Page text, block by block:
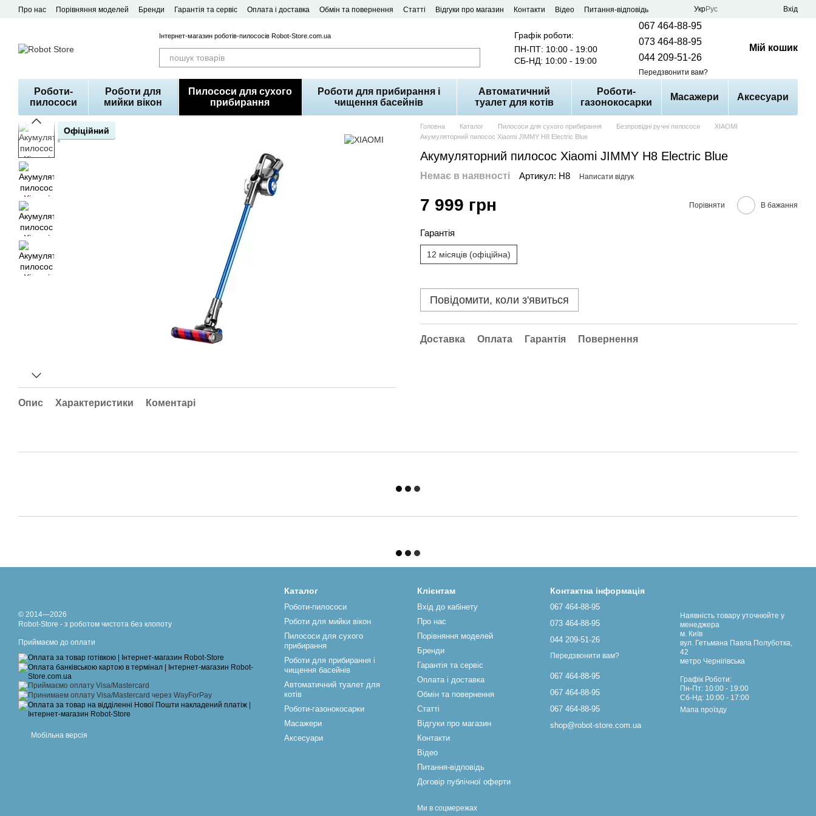
Перейти до основного контенту
Про нас Порівняння моделей Бренди Гарантія та сервіс Оплата і доставка Обмін та повернення Статті Відгуки про магазин Контакти Відео
Питання-відповідь
УкрРус Вхід
Інтернет-магазин роботів-пилососів Robot-Store.com.ua
Графік роботи:
ПН-ПТ: 10:00 - 19:00
СБ-НД: 10:00 - 19:00
067 464-88-95
073 464-88-95
044 209-51-26
Передзвонити вам?
Мій кошик
Роботи-
пилососи
Роботи для
мийки вікон
Пилососи для сухого
прибирання
Роботи для прибирання і
чищення басейнів
Автоматичний
туалет для котів
Роботи-
газонокосарки
Масажери Аксесуари
Офіційний
Опис Характеристики Коментарі
Головна Каталог Пилососи для сухого прибирання Безпровідні ручні пилососи
XIAOMI
Акумуляторний пилосос Xiaomi JIMMY H8 Electric Blue
Акумуляторний пилосос Xiaomi JIMMY H8 Electric Blue
Немає в наявності Артикул: H8 Написати відгук
7 999 грн Порівняти В бажання
Гарантія
12 місяців (офіційна)
Повідомити, коли з'явиться
Доставка Оплата Гарантія Повернення
© 2014—2026
Robot-Store - з роботом чистота без клопоту
Приймаємо до оплати
Мобільна версія
Каталог
Роботи-пилососи
Роботи для мийки вікон
Пилососи для сухого
прибирання
Роботи для прибирання і
чищення басейнів
Автоматичний туалет для
котів
Роботи-газонокосарки
Масажери
Аксесуари
Клієнтам
Вхід до кабінету
Про нас
Порівняння моделей
Бренди
Гарантія та сервіс
Оплата і доставка
Обмін та повернення
Статті
Відгуки про магазин
Контакти
Відео
Питання-відповідь
Договір публічної оферти
Ми в соцмережах
Контактна інформація
067 464-88-95
073 464-88-95
044 209-51-26
Передзвонити вам?
067 464-88-95
067 464-88-95
067 464-88-95
shop@robot-store.com.ua
Наявність товару уточнюйте у
менеджера
м. Київ
вул. Гетьмана Павла Полуботка,
42
метро Чернігівська
Графік Роботи:
Пн-Пт: 10:00 - 19:00
Сб-Нд: 10:00 - 17:00
Мапа проїзду